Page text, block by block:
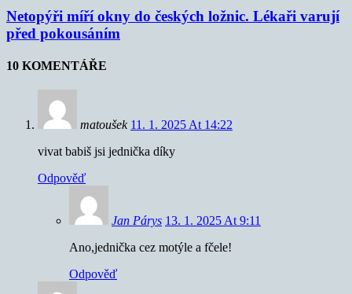
Netopýři míří okny do českých ložnic. Lékaři varují
před pokousáním
10 KOMENTÁŘE
matoušek 11. 1. 2025 At 14:22
vivat babiš jsi jednička díky
Odpověď
Jan Párys 13. 1. 2025 At 9:11
Ano,jednička cez motýle a fčele!
Odpověď